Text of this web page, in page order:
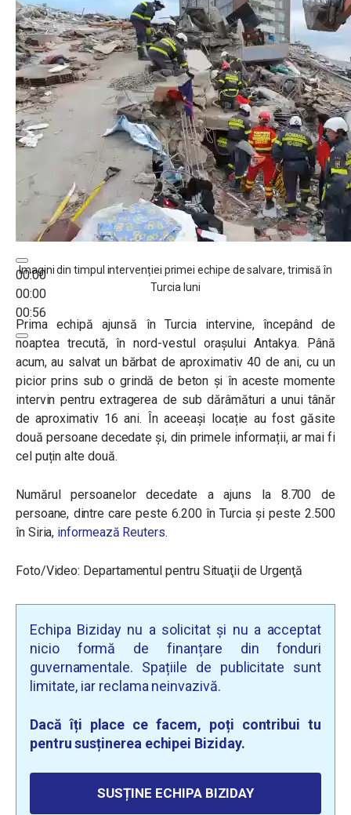
00:00
00:00
00:56
Imagini din timpul intervenției primei echipe de salvare, trimisă în
Turcia luni
Prima echipă ajunsă în Turcia intervine, începând de
noaptea trecută, în nord-vestul orașului Antakya. Până
acum, au salvat un bărbat de aproximativ 40 de ani, cu un
picior prins sub o grindă de beton și în aceste momente
intervin pentru extragerea de sub dărâmături a unui tânăr
de aproximativ 16 ani. În aceeași locație au fost găsite
două persoane decedate și, din primele informații, ar mai fi
cel puțin alte două.
Numărul persoanelor decedate a ajuns la 8.700 de
persoane, dintre care peste 6.200 în Turcia și peste 2.500
în Siria, informează Reuters.
Foto/Video: Departamentul pentru Situaţii de Urgenţă
Echipa Biziday nu a solicitat și nu a acceptat
nicio formă de finanțare din fonduri
guvernamentale. Spațiile de publicitate sunt
limitate, iar reclama neinvazivă.
Dacă îți place ce facem, poți contribui tu
pentru susținerea echipei Biziday.
SUSȚINE ECHIPA BIZIDAY